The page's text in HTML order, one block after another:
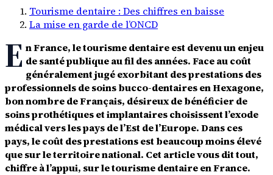
Tourisme dentaire : Des chiffres en baisse
La mise en garde de l’ONCD
E n France, le tourisme dentaire est devenu un enjeu
de santé publique au fil des années. Face au coût
généralement jugé exorbitant des prestations des
professionnels de soins bucco-dentaires en Hexagone,
bon nombre de Français, désireux de bénéficier de
soins prothétiques et implantaires choisissent l’exode
médical vers les pays de l’Est de l’Europe. Dans ces
pays, le coût des prestations est beaucoup moins élevé
que sur le territoire national. Cet article vous dit tout,
chiffre à l’appui, sur le tourisme dentaire en France.